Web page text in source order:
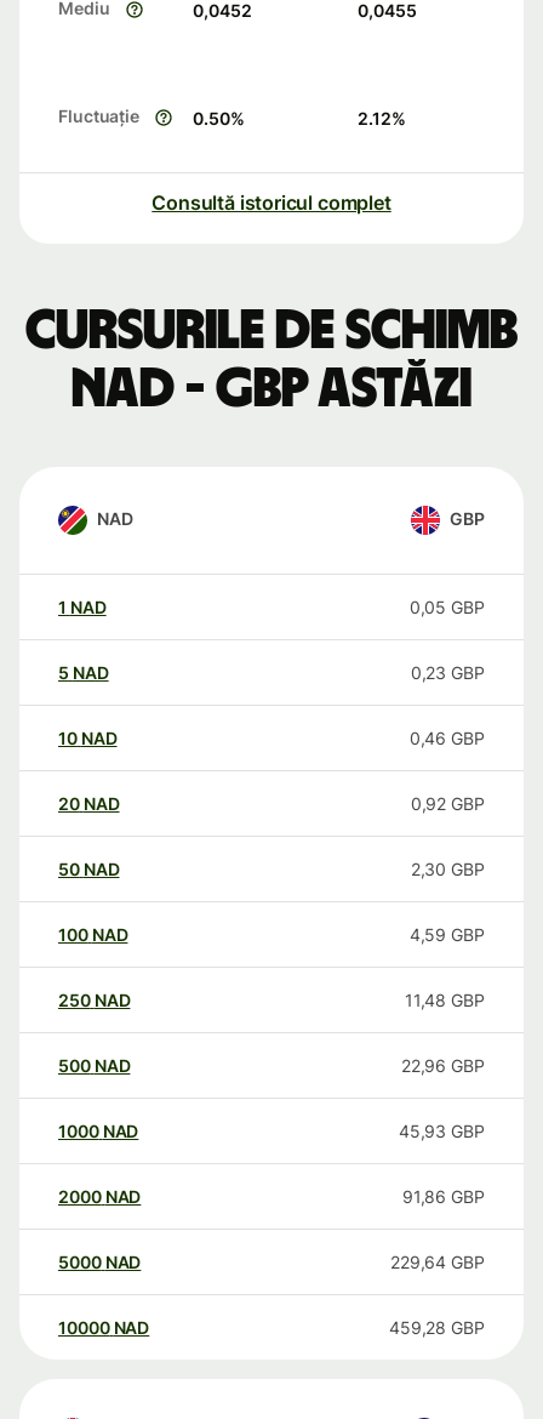
Mediu 0,0452 0,0455
Fluctuație 0.50% 2.12%
Consultă istoricul complet
Cursurile de schimb
NAD - GBP astăzi
NAD GBP
1 NAD 0,05 GBP
5 NAD 0,23 GBP
10 NAD 0,46 GBP
20 NAD 0,92 GBP
50 NAD 2,30 GBP
100 NAD 4,59 GBP
250 NAD 11,48 GBP
500 NAD 22,96 GBP
1000 NAD 45,93 GBP
2000 NAD 91,86 GBP
5000 NAD 229,64 GBP
10000 NAD 459,28 GBP